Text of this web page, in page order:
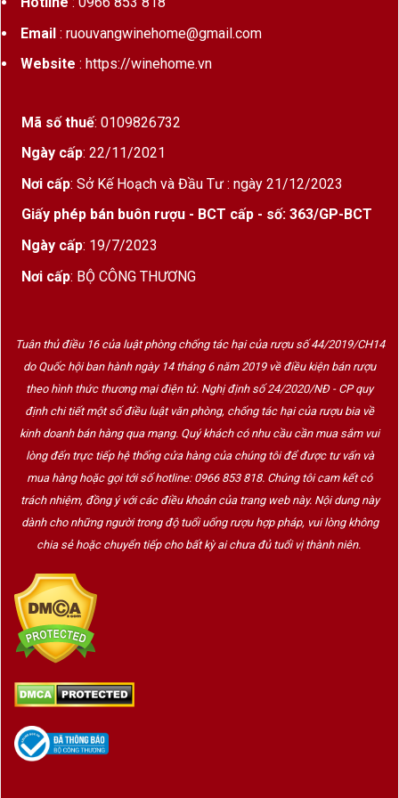
Tên gọi “7Colores” mang ý nghĩa bảy sắc màu
Mỗi dòng vang của hãng đều đại diện cho một
cho người mới đến các dòng Icon cao cấp dành
cho giới sành vang.
Trong đó, 7COLORES ICON Cabernet Sauvignon
được xem là “đỉnh cao” của nhà sản xuất, nơi hội
Những niên vụ nho xuất sắc
Triết lý làm vang tinh tế và đầy chiều sâu
Maipo Valley – Thánh Địa Cabernet Sauvignon
Của Chile
Khi nhắc đến rượu vang Cabernet Sauvignon Chile
cao cấp, Maipo Valley luôn là cái tên được giới
chuyên môn đánh giá hàng đầu.
hữu:
Khí hậu khô ráo ổn định
Biên độ nhiệt ngày đêm lý tưởng
Đất phù sa pha cát giàu khoáng
Chính điều kiện tự nhiên hoàn hảo này giúp nho
Email: ruouvangwinehome@gmail.com
Website : https://winehome.vn
Mã số thuế: 0109826732
Ngày cấp: 22/11/2021
Nơi cấp: Sở Kế Hoạch và Đầu Tư : ngày 21/12/2023
Giấy phép bán buôn rượu - BCT cấp - số: 363/GP-BCT
Ngày cấp: 19/7/2023
Nơi cấp: BỘ CÔNG THƯƠNG
Tuân thủ điều 16 của luật phòng chống tác hại của rượu số 44/2019/CH14
do Quốc hội ban hành ngày 14 tháng 6 năm 2019 về điều kiện bán rượu
theo hình thức thương mại điện tử. Nghị định số 24/2020/NĐ - CP quy
định chi tiết một số điều luật văn phòng, chống tác hại của rượu bia về
kinh doanh bán hàng qua mạng. Quý khách có nhu cầu cần mua sắm vui
lòng đến trực tiếp hệ thống cửa hàng của chúng tôi để được tư vấn và
mua hàng hoặc gọi tới số hotline: 0966 853 818. Chúng tôi cam kết có
trách nhiệm, đồng ý với các điều khoản của trang web này. Nội dung này
dành cho những người trong độ tuổi uống rượu hợp pháp, vui lòng không
chia sẻ hoặc chuyển tiếp cho bất kỳ ai chưa đủ tuổi vị thành niên.